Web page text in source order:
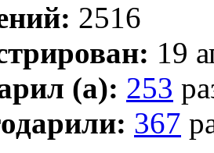
2516
19
(а): 253
367